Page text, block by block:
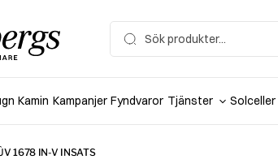
for:
Kamin Kampanjer Fyndvaror Tjänster Solceller
1678 IN-V INSATS